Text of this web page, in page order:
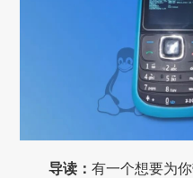
导读：有一个想要为